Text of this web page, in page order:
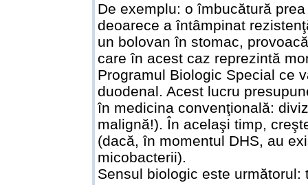
De exemplu: o îmbucătură
deoarece a întâmpinat
un bolovan în stomac,
care în acest caz reprezintă
Programul Biologic Special ce
duodenal. Acest lucru
în medicina convenţională:
malignă!). În acelaşi timp,
(dacă, în momentul DHS, au
micobacterii).
Sensul biologic este